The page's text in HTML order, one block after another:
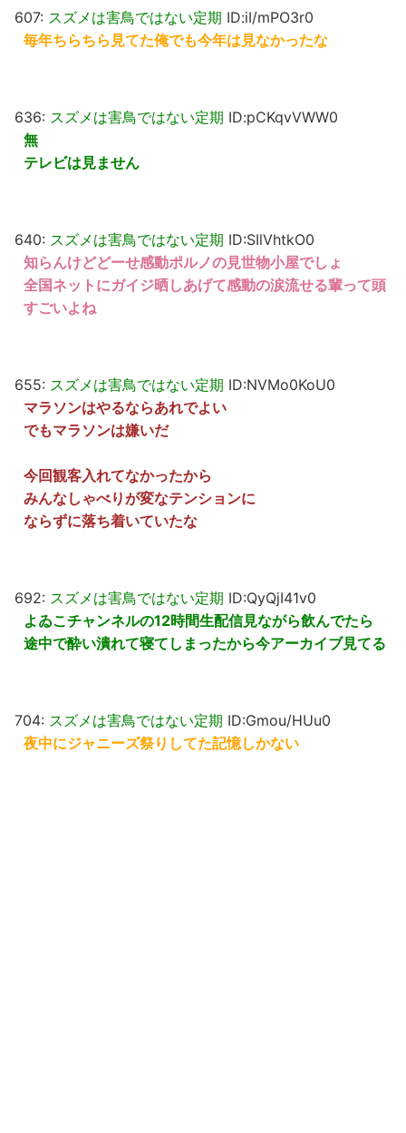
607: スズメは害鳥ではない定期 ID:iI/mPO3r0
毎年ちらちら見てた俺でも今年は見なかったな
636: スズメは害鳥ではない定期 ID:pCKqvVWW0
無
テレビは見ません
640: スズメは害鳥ではない定期 ID:SIlVhtkO0
知らんけどどーせ感動ポルノの見世物小屋でしょ
全国ネットにガイジ晒しあげて感動の涙流せる輩って頭
すごいよね
655: スズメは害鳥ではない定期 ID:NVMo0KoU0
マラソンはやるならあれでよい
でもマラソンは嫌いだ
今回観客入れてなかったから
みんなしゃべりが変なテンションに
ならずに落ち着いていたな
692: スズメは害鳥ではない定期 ID:QyQjI41v0
よゐこチャンネルの12時間生配信見ながら飲んでたら
途中で酔い潰れて寝てしまったから今アーカイブ見てる
704: スズメは害鳥ではない定期 ID:Gmou/HUu0
夜中にジャニーズ祭りしてた記憶しかない